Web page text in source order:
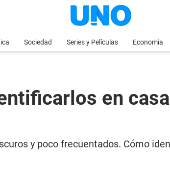
Sociedad Series y Películas Economia
en
y poco frecuentados. Cómo